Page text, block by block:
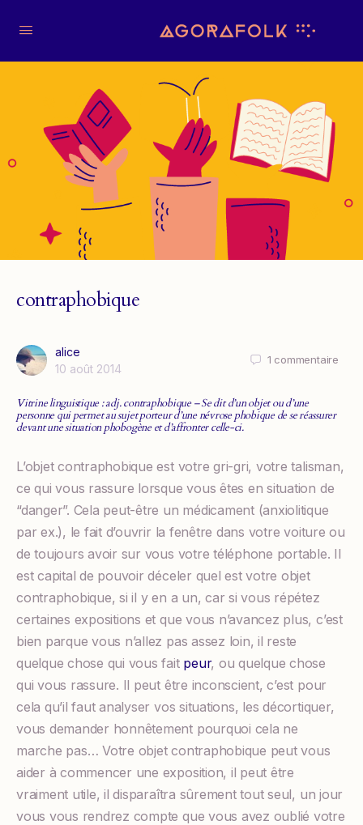
contraphobique
alice
10 août 2014
1 commentaire
Vitrine linguistique : adj. contraphobique – Se dit d’un objet ou d’une
personne qui permet au sujet porteur d’une névrose phobique de se réassurer
devant une situation phobogène et d’affronter celle-ci.
L’objet contraphobique est votre gri-gri, votre talisman,
ce qui vous rassure lorsque vous êtes en situation de
“danger”. Cela peut-être un médicament (anxiolitique
par ex.), le fait d’ouvrir la fenêtre dans votre voiture ou
de toujours avoir sur vous votre téléphone portable. Il
est capital de pouvoir déceler quel est votre objet
contraphobique, si il y en a un, car si vous répétez
certaines expositions et que vous n’avancez plus, c’est
bien parque vous n’allez pas assez loin, il reste
quelque chose qui vous fait peur, ou quelque chose
qui vous rassure. Il peut être inconscient, c’est pour
cela qu’il faut analyser vos situations, les décortiquer,
vous demander honnêtement pourquoi cela ne
marche pas… Votre objet contraphobique peut vous
aider à commencer une exposition, il peut être
vraiment utile, il disparaîtra sûrement tout seul, un jour
vous vous rendrez compte que vous avez oublié votre